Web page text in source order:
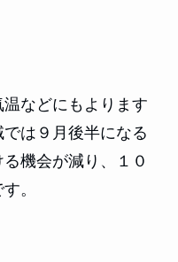
などにもよります
は９月後半になる
機会が減り、１０
。